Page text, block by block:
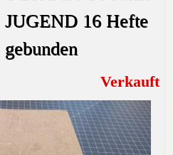
JUGEND 16 Hefte
gebunden
Verkauft